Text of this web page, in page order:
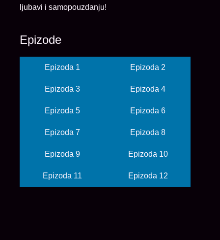
ljubavi i samopouzdanju!
Epizode
Epizoda 1 Epizoda 2
Epizoda 3 Epizoda 4
Epizoda 5 Epizoda 6
Epizoda 7 Epizoda 8
Epizoda 9 Epizoda 10
Epizoda 11 Epizoda 12